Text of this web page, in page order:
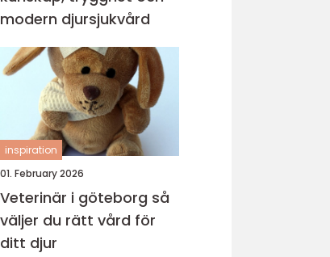
modern djursjukvård
inspiration
01. February 2026
Veterinär i göteborg så
väljer du rätt vård för
ditt djur